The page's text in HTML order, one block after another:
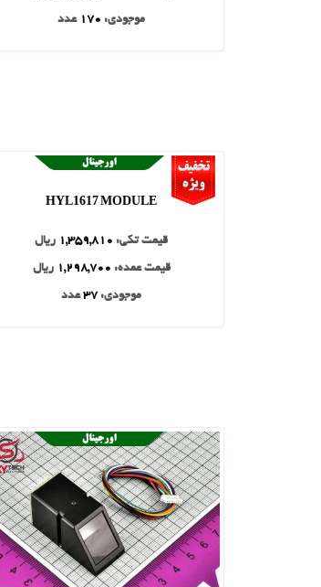
موجودی: 170 عدد
HYL1617 MODULE
قیمت تکی: 1,359,810 ریال
قیمت عمده: 1,298,700 ریال
موجودی: 37عدد